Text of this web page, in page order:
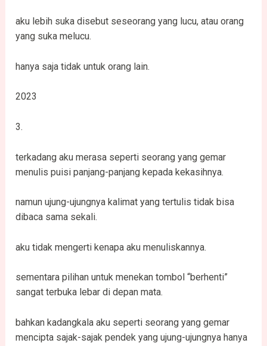
aku lebih suka disebut seseorang yang lucu, atau orang
yang suka melucu.
hanya saja tidak untuk orang lain.
2023
3.
terkadang aku merasa seperti seorang yang gemar
menulis puisi panjang-panjang kepada kekasihnya.
namun ujung-ujungnya kalimat yang tertulis tidak bisa
dibaca sama sekali.
aku tidak mengerti kenapa aku menuliskannya.
sementara pilihan untuk menekan tombol “berhenti”
sangat terbuka lebar di depan mata.
bahkan kadangkala aku seperti seorang yang gemar
mencipta sajak-sajak pendek yang ujung-ujungnya hanya